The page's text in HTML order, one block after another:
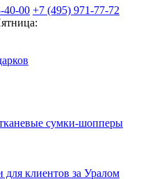
40-00 +7 (495) 971-77-72
сумки-шопперы
для клиентов за Уралом